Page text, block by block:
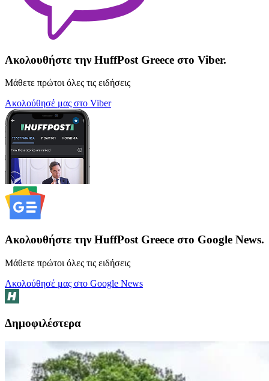
Ακολουθήστε την HuffPost Greece στο Viber.
Μάθετε πρώτοι όλες τις ειδήσεις
Ακολούθησέ μας στο Viber
Ακολουθήστε την HuffPost Greece στο Google News.
Μάθετε πρώτοι όλες τις ειδήσεις
Ακολούθησέ μας στο Google News
Δημοφιλέστερα